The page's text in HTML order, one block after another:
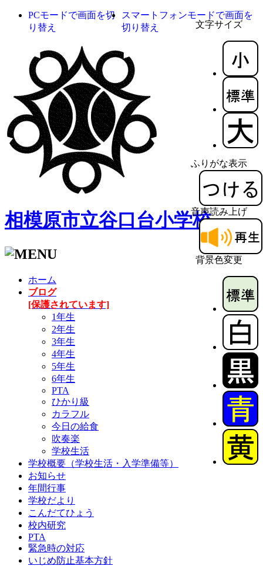
文字サイズ
ふりがな表示
音声読み上げ
背景色変更
PCモードで画面を切
り替え
スマートフォンモードで画面を
切り替え
相模原市立谷口台小学校
ホーム
ブログ
[保護されています]
1年生
2年生
3年生
4年生
5年生
6年生
PTA
ひかり級
カラフル
今日の給食
吹奏楽
学校生活
学校概要（学校生活・入学準備等）
お知らせ
年間行事
学校だより
こんだてひょう
校内研究
PTA
緊急時の対応
いじめ防止基本方針